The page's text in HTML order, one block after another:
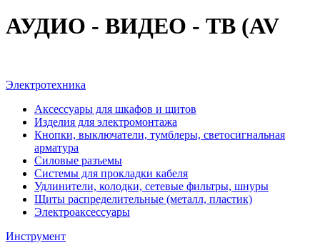
АУДИО - ВИДЕО - ТВ (AV
Электротехника
Аксессуары для шкафов и щитов
Изделия для электромонтажа
Кнопки, выключатели, тумблеры, светосигнальная
арматура
Силовые разъемы
Системы для прокладки кабеля
Удлинители, колодки, сетевые фильтры, шнуры
Щиты распределительные (металл, пластик)
Электроаксессуары
Инструмент